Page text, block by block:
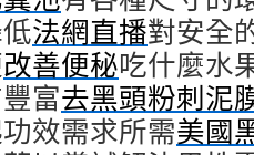
法網直播對安全
改善便秘吃什麼水
富去黑頭粉刺泥
效需求所需美國